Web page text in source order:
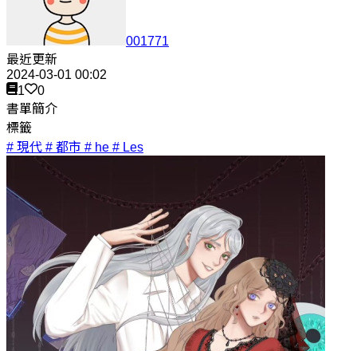
001771
最近更新
2024-03-01 00:02
1
0
書單簡介
標籤
# 現代 # 都市 # he # Les